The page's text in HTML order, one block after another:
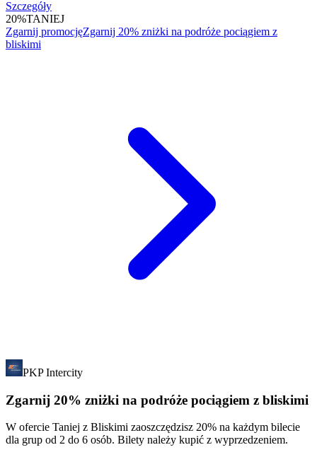
Szczegóły
20%TANIEJ
Zgarnij promocjęZgarnij 20% zniżki na podróże pociągiem z
bliskimi
PKP Intercity
Zgarnij 20% zniżki na podróże pociągiem z bliskimi
W ofercie Taniej z Bliskimi zaoszczędzisz 20% na każdym bilecie
dla grup od 2 do 6 osób. Bilety należy kupić z wyprzedzeniem.